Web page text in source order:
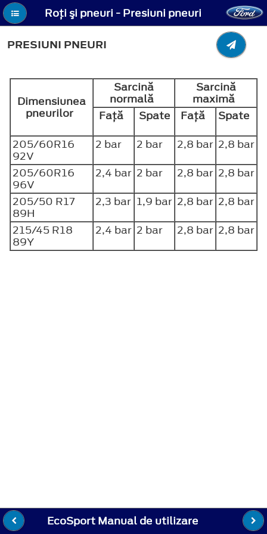
Roţi şi pneuri - Presiuni pneuri
PRESIUNI PNEURI
Dimensiunea
pneurilor
Sarcină
normală
Sarcină
maximă
Faţă
Spate Faţă
Spate
205/60R16
92V
2 bar 2 bar 2,8 bar 2,8 bar
205/60R16
96V
2,4 bar 2 bar 2,8 bar 2,8 bar
205/50 R17
89H
2,3 bar 1,9 bar 2,8 bar 2,8 bar
215/45 R18
89Y
2,4 bar 2 bar 2,8 bar 2,8 bar
EcoSport Manual de utilizare